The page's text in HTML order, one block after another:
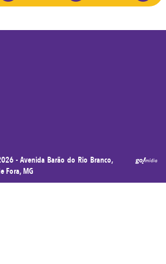
- Avenida Barão do Rio Branco,
Fora, MG